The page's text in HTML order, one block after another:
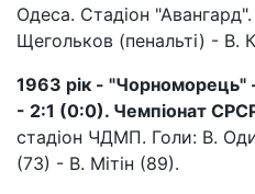
Одеса. Стадіон
Щегольков (пенальті) - В.
1963 рік -
- 2:1 (0:0). Чемпіонат
стадіон ЧДМП. Голи: В.
(73) - В. Мітін (89).